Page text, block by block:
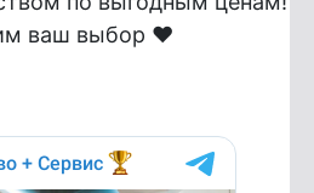
ваш выбор ❤️